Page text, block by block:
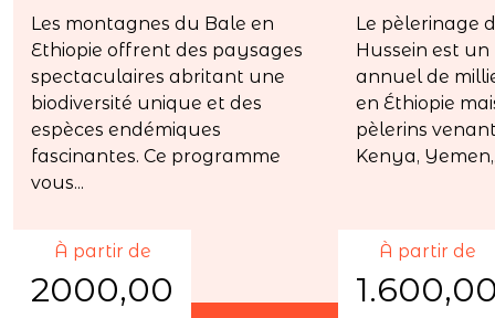
Les montagnes du Bale en
Ethiopie offrent des paysages
spectaculaires abritant une
biodiversité unique et des
espèces endémiques
fascinantes. Ce programme
vous...
À partir de
2000,00
Le pèlerinage
Hussein est
annuel de
en Éthiopie
pèlerins
Kenya,
À partir de